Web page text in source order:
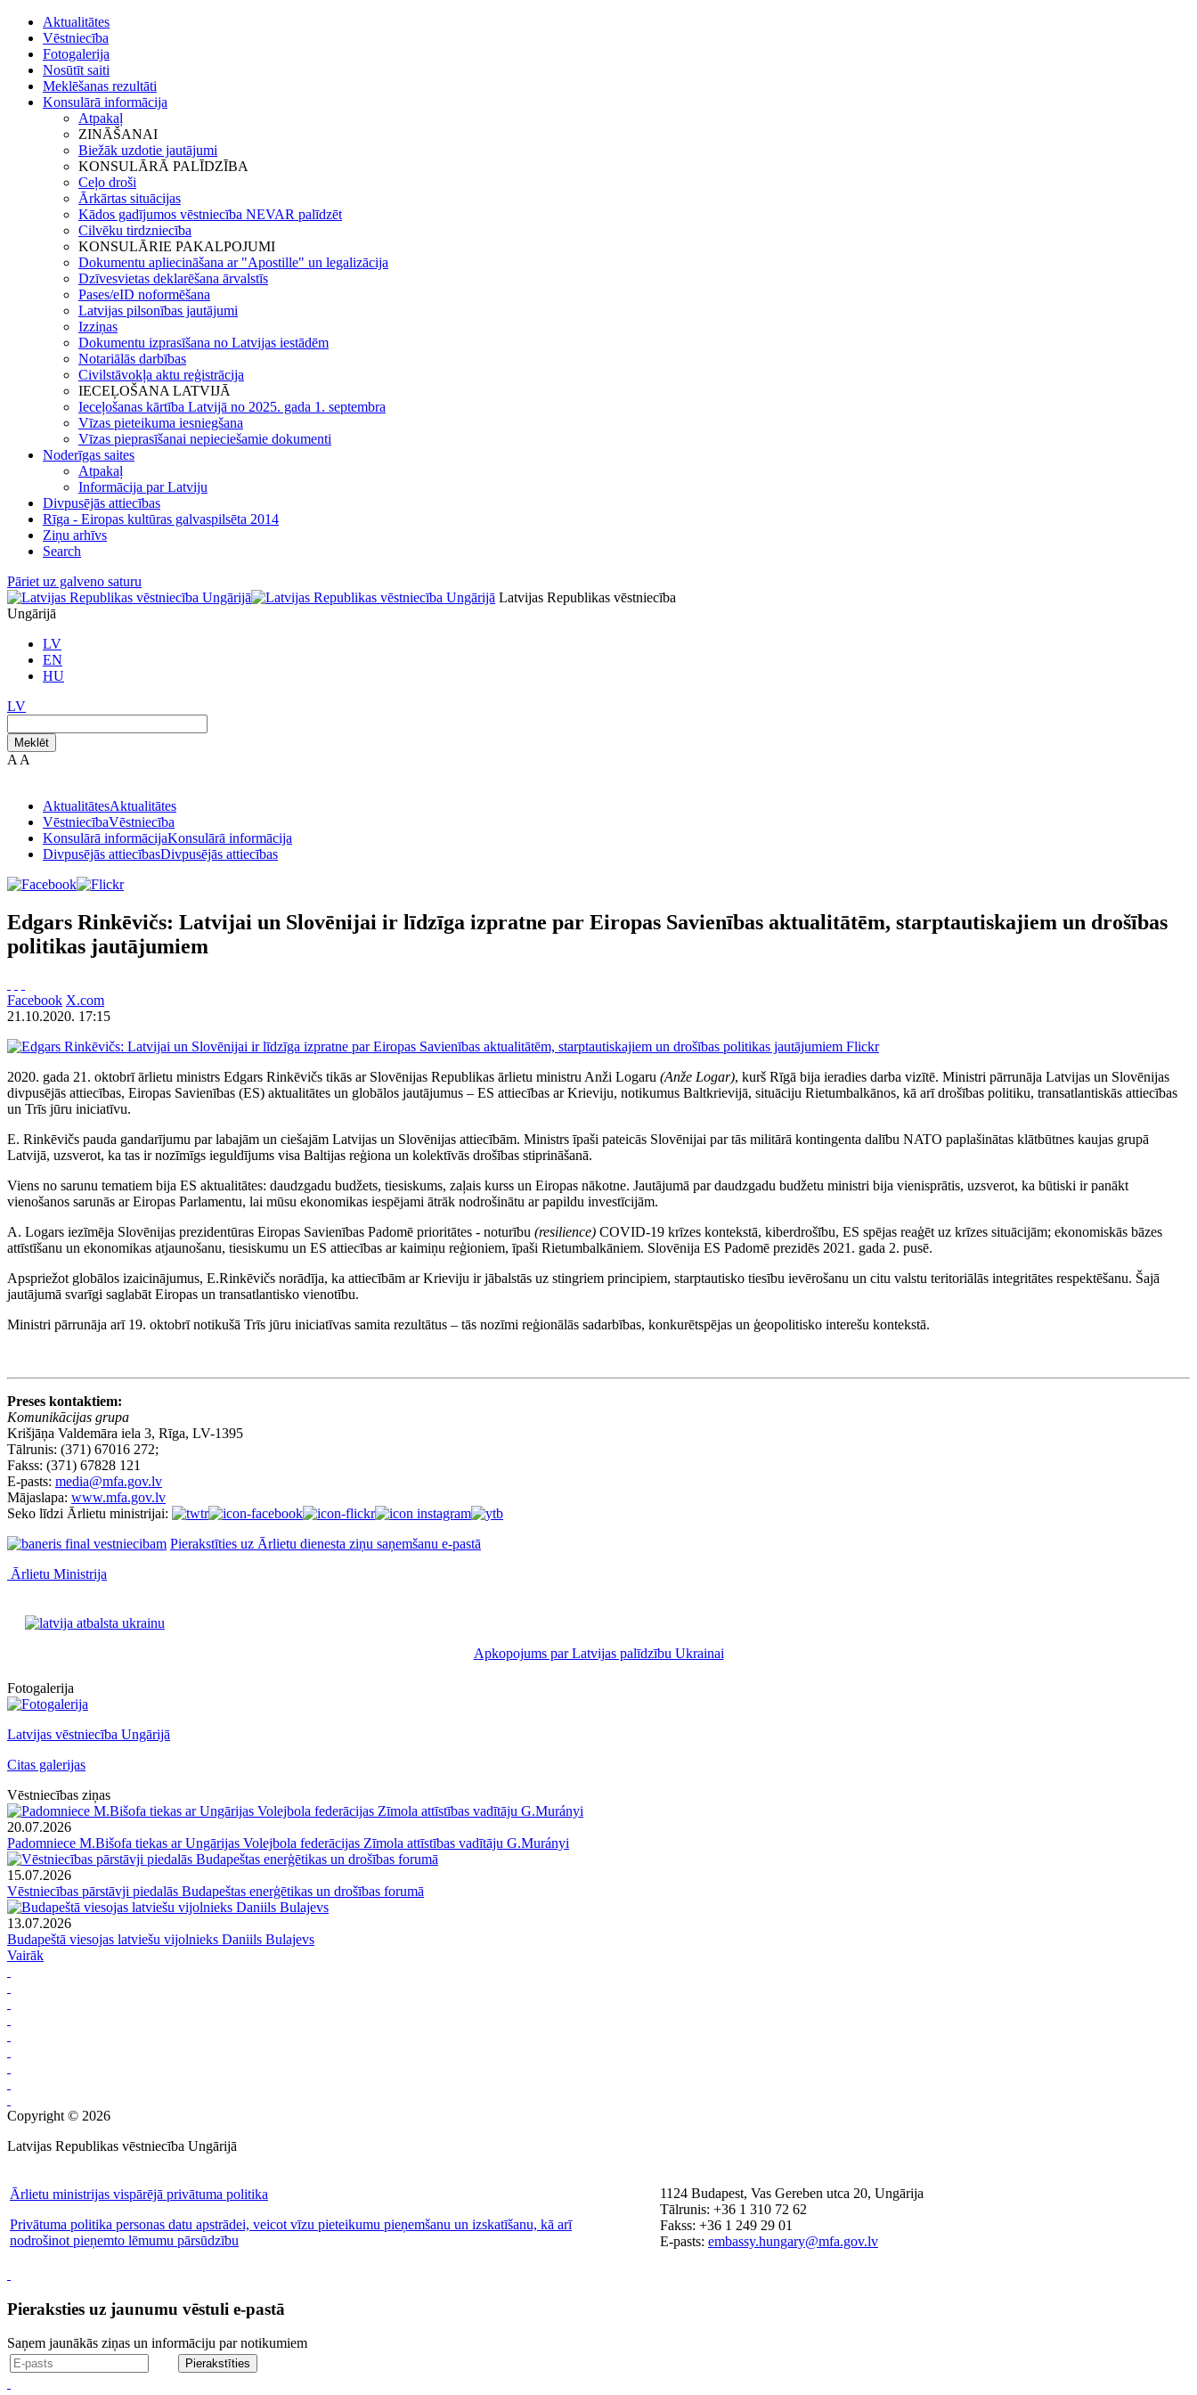
Aktualitātes
Vēstniecība
Fotogalerija
Nosūtīt saiti
Meklēšanas rezultāti
Konsulārā informācija
Atpakaļ
ZINĀŠANAI
Biežāk uzdotie jautājumi
KONSULĀRĀ PALĪDZĪBA
Ceļo droši
Ārkārtas situācijas
Kādos gadījumos vēstniecība NEVAR palīdzēt
Cilvēku tirdzniecība
KONSULĀRIE PAKALPOJUMI
Dokumentu apliecināšana ar "Apostille" un legalizācija
Dzīvesvietas deklarēšana ārvalstīs
Pases/eID noformēšana
Latvijas pilsonības jautājumi
Izziņas
Dokumentu izprasīšana no Latvijas iestādēm
Notariālās darbības
Civilstāvokļa aktu reģistrācija
IECEĻOŠANA LATVIJĀ
Ieceļošanas kārtība Latvijā no 2025. gada 1. septembra
Vīzas pieteikuma iesniegšana
Vīzas pieprasīšanai nepieciešamie dokumenti
Noderīgas saites
Atpakaļ
Informācija par Latviju
Divpusējās attiecības
Rīga - Eiropas kultūras galvaspilsēta 2014
Ziņu arhīvs
Search
Pāriet uz galveno saturu
Latvijas Republikas vēstniecība
Ungārijā
LV
EN
HU
LV
Meklēt
A A
AktualitātesAktualitātes
VēstniecībaVēstniecība
Konsulārā informācijaKonsulārā informācija
Divpusējās attiecībasDivpusējās attiecības
Edgars Rinkēvičs: Latvijai un Slovēnijai ir līdzīga izpratne par Eiropas Savienības aktualitātēm, starptautiskajiem un drošības
politikas jautājumiem
Facebook X.com
21.10.2020. 17:15
Flickr
2020. gada 21. oktobrī ārlietu ministrs Edgars Rinkēvičs tikās ar Slovēnijas Republikas ārlietu ministru Anži Logaru (Anže Logar), kurš Rīgā bija ieradies darba vizītē. Ministri pārrunāja Latvijas un Slovēnijas
divpusējās attiecības, Eiropas Savienības (ES) aktualitātes un globālos jautājumus – ES attiecības ar Krieviju, notikumus Baltkrievijā, situāciju Rietumbalkānos, kā arī drošības politiku, transatlantiskās attiecības
un Trīs jūru iniciatīvu.
E. Rinkēvičs pauda gandarījumu par labajām un ciešajām Latvijas un Slovēnijas attiecībām. Ministrs īpaši pateicās Slovēnijai par tās militārā kontingenta dalību NATO paplašinātas klātbūtnes kaujas grupā
Latvijā, uzsverot, ka tas ir nozīmīgs ieguldījums visa Baltijas reģiona un kolektīvās drošības stiprināšanā.
Viens no sarunu tematiem bija ES aktualitātes: daudzgadu budžets, tiesiskums, zaļais kurss un Eiropas nākotne. Jautājumā par daudzgadu budžetu ministri bija vienisprātis, uzsverot, ka būtiski ir panākt
vienošanos sarunās ar Eiropas Parlamentu, lai mūsu ekonomikas iespējami ātrāk nodrošinātu ar papildu investīcijām.
A. Logars iezīmēja Slovēnijas prezidentūras Eiropas Savienības Padomē prioritātes - noturību (resilience) COVID-19 krīzes kontekstā, kiberdrošību, ES spējas reaģēt uz krīzes situācijām; ekonomiskās bāzes
attīstīšanu un ekonomikas atjaunošanu, tiesiskumu un ES attiecības ar kaimiņu reģioniem, īpaši Rietumbalkāniem. Slovēnija ES Padomē prezidēs 2021. gada 2. pusē.
Apspriežot globālos izaicinājumus, E.Rinkēvičs norādīja, ka attiecībām ar Krieviju ir jābalstās uz stingriem principiem, starptautisko tiesību ievērošanu un citu valstu teritoriālās integritātes respektēšanu. Šajā
jautājumā svarīgi saglabāt Eiropas un transatlantisko vienotību.
Ministri pārrunāja arī 19. oktobrī notikušā Trīs jūru iniciatīvas samita rezultātus – tās nozīmi reģionālās sadarbības, konkurētspējas un ģeopolitisko interešu kontekstā.
Preses kontaktiem:
Komunikācijas grupa
Krišjāņa Valdemāra iela 3, Rīga, LV-1395
Tālrunis: (371) 67016 272;
Fakss: (371) 67828 121
E-pasts: media@mfa.gov.lv
Mājaslapa: www.mfa.gov.lv
Seko līdzi Ārlietu ministrijai:
Pierakstīties uz Ārlietu dienesta ziņu saņemšanu e-pastā
Ārlietu Ministrija
Apkopojums par Latvijas palīdzību Ukrainai
Fotogalerija
Latvijas vēstniecība Ungārijā
Citas galerijas
Vēstniecības ziņas
20.07.2026
Padomniece M.Bišofa tiekas ar Ungārijas Volejbola federācijas Zīmola attīstības vadītāju G.Murányi
15.07.2026
Vēstniecības pārstāvji piedalās Budapeštas enerģētikas un drošības forumā
13.07.2026
Budapeštā viesojas latviešu vijolnieks Daniils Bulajevs
Vairāk
Copyright © 2026
Latvijas Republikas vēstniecība Ungārijā
Ārlietu ministrijas vispārējā privātuma politika
Privātuma politika personas datu apstrādei, veicot vīzu pieteikumu pieņemšanu un izskatīšanu, kā arī
nodrošinot pieņemto lēmumu pārsūdzību
1124 Budapest, Vas Gereben utca 20, Ungārija
Tālrunis: +36 1 310 72 62
Fakss: +36 1 249 29 01
E-pasts: embassy.hungary@mfa.gov.lv
Pieraksties uz jaunumu vēstuli e-pastā
Saņem jaunākās ziņas un informāciju par notikumiem